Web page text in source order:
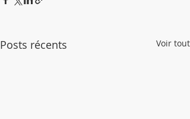
Posts récents Voir tout